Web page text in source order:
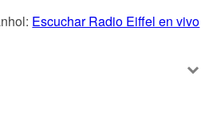
Escuchar Radio Eiffel en vivo